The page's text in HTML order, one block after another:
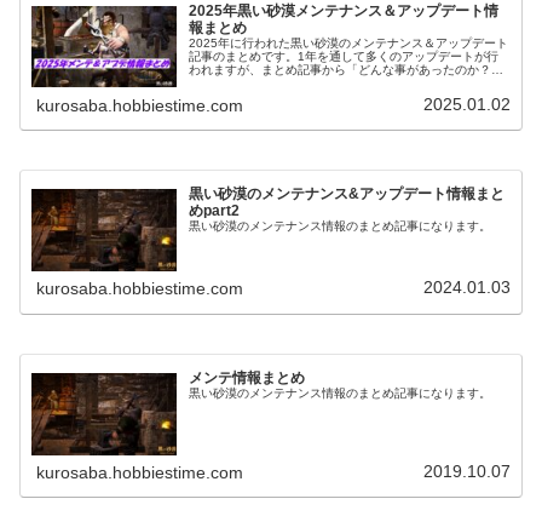
2025年黒い砂漠メンテナンス＆アップデート情
報まとめ
2025年に行われた黒い砂漠のメンテナンス＆アップデート
記事のまとめです。1年を通して多くのアップデートが行
われますが、まとめ記事から「どんな事があったのか？」
kurosaba.hobbiestime.com 2025.01.02
黒い砂漠のメンテナンス&アップデート情報まと
めpart2
黒い砂漠のメンテナンス情報のまとめ記事になります。
kurosaba.hobbiestime.com 2024.01.03
メンテ情報まとめ
黒い砂漠のメンテナンス情報のまとめ記事になります。
kurosaba.hobbiestime.com 2019.10.07